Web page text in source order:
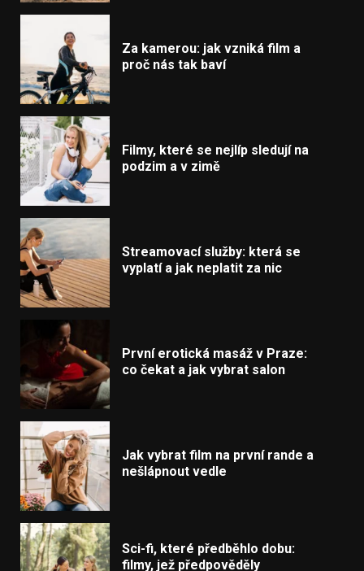
Za kamerou: jak vzniká film a
proč nás tak baví
Filmy, které se nejlíp sledují na
podzim a v zimě
Streamovací služby: která se
vyplatí a jak neplatit za nic
První erotická masáž v Praze:
co čekat a jak vybrat salon
Jak vybrat film na první rande a
nešlápnout vedle
Sci-fi, které předběhlo dobu:
filmy, jež předpověděly